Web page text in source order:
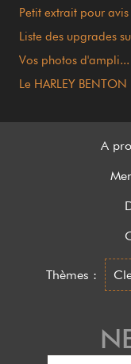
Petit extrait pour
Liste des upgrades
Vos photos d'ampli...
Le HARLEY BENTON
A
Thèmes :